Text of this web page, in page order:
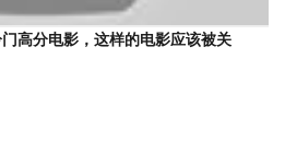
高分电影，这样的电影应该被关